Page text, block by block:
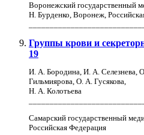
Воронежский государственный
Н. Бурденко, Воронеж,
Группы крови и
19
И. А. Бородина, И. А. Селезнева,
Гильмиярова, О. А. Гусякова,
Н. А. Колотьева
Самарский государственный
Российская Федерация